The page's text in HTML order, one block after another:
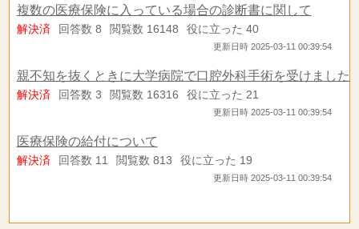
複数の医療保険に入っている場合の診断書に関して
解決済 回答数 8 閲覧数 16148 役に立った 40
更新日時 2025-03-11 00:39:54
親不知を抜くときに大学病院で口腔外科手術を受けました
解決済 回答数 3 閲覧数 16316 役に立った 21
更新日時 2025-03-11 00:39:54
医療保険の給付について
解決済 回答数 11 閲覧数 813 役に立った 19
更新日時 2025-03-11 00:39:54